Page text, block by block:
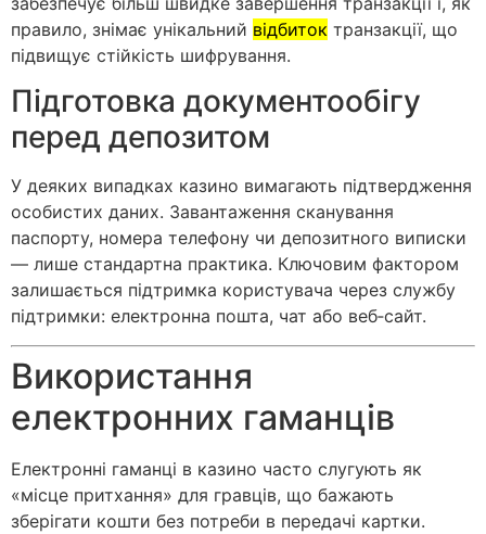
правило, знімає унікальний відбиток транзакції, що
підвищує стійкість шифрування.
Підготовка документообігу
перед депозитом
У деяких випадках казино вимагають підтвердження
особистих даних. Завантаження сканування
паспорту, номера телефону чи депозитного виписки
― лише стандартна практика. Ключовим фактором
залишається підтримка користувача через службу
підтримки: електронна пошта, чат або веб‑сайт.
Використання
електронних гаманців
Електронні гаманці в казино часто слугують як
«місце притхання» для гравців, що бажають
зберігати кошти без потреби в передачі картки.